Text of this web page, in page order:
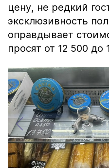
цену, не редкий
эксклюзивность
оправдывает
просят от 12 500 до